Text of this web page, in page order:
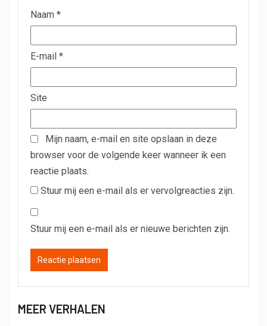
Naam *
E-mail *
Site
Mijn naam, e-mail en site opslaan in deze
browser voor de volgende keer wanneer ik een
reactie plaats.
Stuur mij een e-mail als er vervolgreacties zijn.
Stuur mij een e-mail als er nieuwe berichten zijn.
MEER VERHALEN